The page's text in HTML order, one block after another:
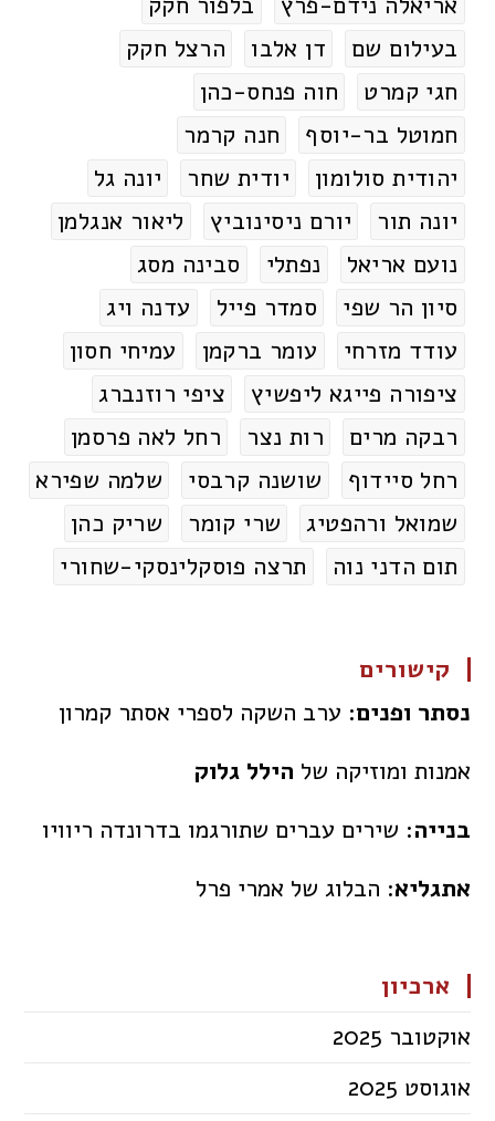
בעילום שם
דן אלבו
הרצל חקק
חגי קמרט
חוה פנחס-כהן
חמוטל בר-יוסף
חנה קרמר
יהודית סולומון
יודית שחר
יונה גל
יונה תור
יורם ניסינוביץ
ליאור אנגלמן
נועם אריאל
נפתלי
סבינה מסג
סיון הר שפי
סמדר פייל
עדנה ויג
עודד מזרחי
עומר ברקמן
עמיחי חסון
ציפורה פייגא ליפשיץ
ציפי רוזנברג
רבקה מרים
רות נצר
רחל לאה פרסמן
רחל סיידוף
שושנה קרבסי
שלמה שפירא
שמואל ורהפטיג
שרי קומר
שריק כהן
תום הדני נוה
תרצה פוסקלינסקי-שחורי
קישורים
נסתר ופנים: ערב השקה לספרי אסתר קמרון
אמנות ומוזיקה של הילל גלוק
בנייה: שירים עברים שתורגמו בדרונדה ריוויו
אתגליא: הבלוג של אמרי פרל
ארכיון
אוקטובר 2025
אוגוסט 2025